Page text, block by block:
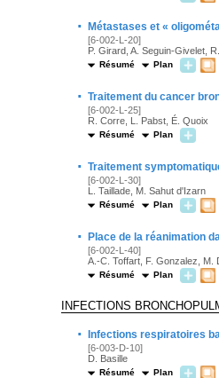
· Métastases et «
[6-002-L-20]
P. Girard, A. Seguin-Givelet,
Résumé Plan
· Traitement du cancer
[6-002-L-25]
R. Corre, L. Pabst, É. Quoix
Résumé Plan
· Traitement
[6-002-L-30]
L. Taillade, M. Sahut d'Izarn
Résumé Plan
· Place de la réanimation
[6-002-L-40]
A.-C. Toffart, F. Gonzalez, M.
Résumé Plan
INFECTIONS
· Infections respiratoires
[6-003-D-10]
D. Basille
Résumé Plan